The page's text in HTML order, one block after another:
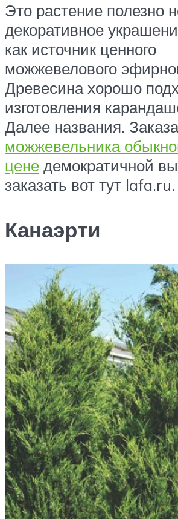
Это растение полезно
декоративное
как источник ценного
можжевелового
Древесина хорошо
изготовления
Далее названия.
можжевельника
цене демократичной
заказать вот тут lafa.ru.
Канаэрти